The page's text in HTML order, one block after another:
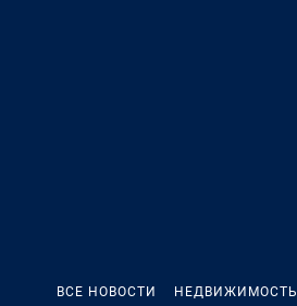
ВСЕ НОВОСТИ НЕДВИЖИМОСТЬ